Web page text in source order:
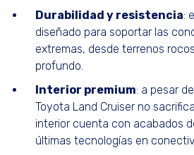
Durabilidad y resistencia:
diseñado para soportar las
extremas, desde terrenos
profundo.
Interior premium: a pesar
Toyota Land Cruiser no
interior cuenta con acabados
últimas tecnologías en